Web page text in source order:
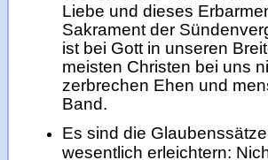
Liebe und dieses
Sakrament der
ist bei Gott in unseren
meisten Christen bei uns
zerbrechen Ehen und
Band.
Es sind die
wesentlich erleichtern: